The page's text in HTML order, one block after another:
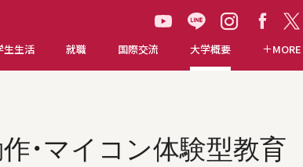
生生活 就職 国際交流 大学概要 MORE
・マイコン体験型教育